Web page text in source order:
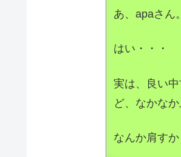
あ、apaさん。
はい・・・
実は、良い
ど、なかな
なんか肩すか